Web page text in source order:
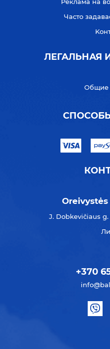
Часто
ЛЕГАЛЬНАЯ
Общие
Oreivystės
J. Dobkevičiaus g.
+370